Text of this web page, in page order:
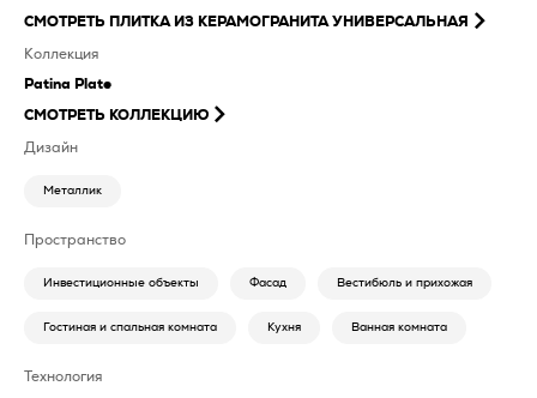
СМОТРЕТЬ ПЛИТКА ИЗ КЕРАМОГРАНИТА УНИВЕРСАЛЬНАЯ
Коллекция
Patina Plate
СМОТРЕТЬ КОЛЛЕКЦИЮ
Дизайн
Металлик
Пространство
Инвестиционные объекты Фасад Вестибюль и прихожая
Гостиная и спальная комната Кухня Ванная комната
Технология